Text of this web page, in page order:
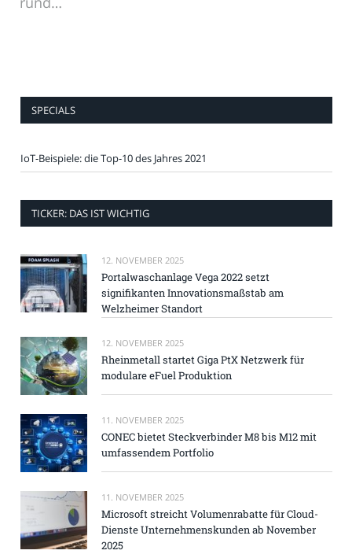
SPECIALS
IoT-Beispiele: die Top-10 des Jahres 2021
TICKER: DAS IST WICHTIG
12. NOVEMBER 2025
Portalwaschanlage Vega 2022 setzt
signifikanten Innovationsmaßstab am
Welzheimer Standort
12. NOVEMBER 2025
Rheinmetall startet Giga PtX Netzwerk für
modulare eFuel Produktion
11. NOVEMBER 2025
CONEC bietet Steckverbinder M8 bis M12 mit
umfassendem Portfolio
11. NOVEMBER 2025
Microsoft streicht Volumenrabatte für Cloud-
Dienste Unternehmenskunden ab November
2025